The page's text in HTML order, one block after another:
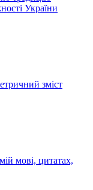
України
зміст
мові, цитатах,